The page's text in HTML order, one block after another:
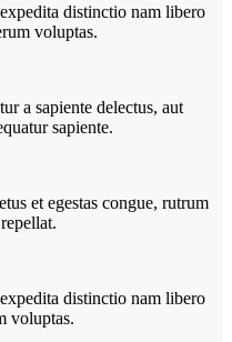
distinctio nam libero
voluptas.
a sapiente delectus, aut
sapiente.
et egestas congue, rutrum
distinctio nam libero
voluptas.